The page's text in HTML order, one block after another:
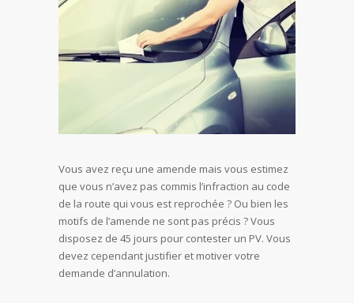
Vous avez reçu une amende mais vous estimez
que vous n’avez pas commis l’infraction au code
de la route qui vous est reprochée ? Ou bien les
motifs de l’amende ne sont pas précis ? Vous
disposez de 45 jours pour contester un PV. Vous
devez cependant justifier et motiver votre
demande d’annulation.